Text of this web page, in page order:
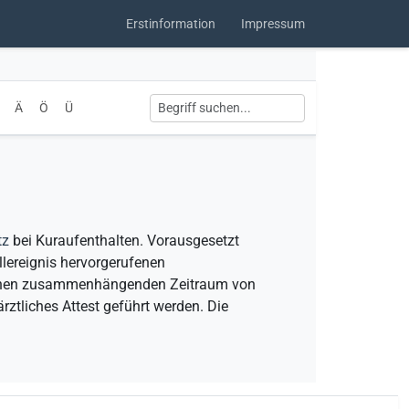
Erstinformation Impressum
Ä Ö Ü
bei Kuraufenthalten. Vorausgesetzt
hervorgerufenen
zusammenhängenden Zeitraum von
Attest geführt werden. Die